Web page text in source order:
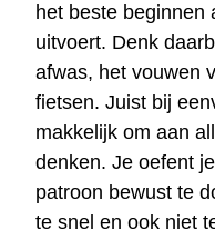
het beste beginnen
uitvoert. Denk
afwas, het vouwen
fietsen. Juist bij
makkelijk om aan
denken. Je oefent
patroon bewust te
te snel en ook niet